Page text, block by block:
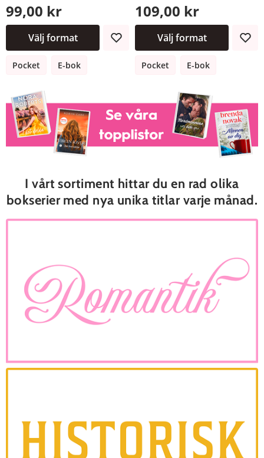
99,00 kr
Välj format
Pocket E-bok
109,00 kr
Välj format
Pocket E-bok
I vårt sortiment hittar du en rad olika
bokserier med nya unika titlar varje månad.